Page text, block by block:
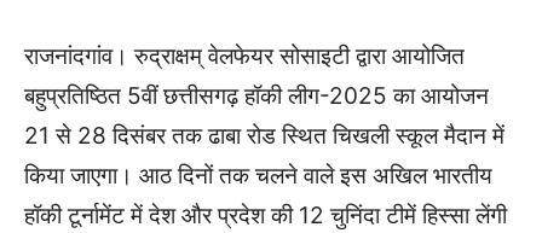
राजनांदगांव। रुद्राक्षम् वेलफेयर सोसाइटी द्वारा आयोजित
बहुप्रतिष्ठित 5वीं छत्तीसगढ़ हॉकी लीग-2025 का आयोजन
21 से 28 दिसंबर तक ढाबा रोड स्थित चिखली स्कूल मैदान में
किया जाएगा। आठ दिनों तक चलने वाले इस अखिल भारतीय
हॉकी टूर्नामेंट में देश और प्रदेश की 12 चुनिंदा टीमें हिस्सा लेंगी